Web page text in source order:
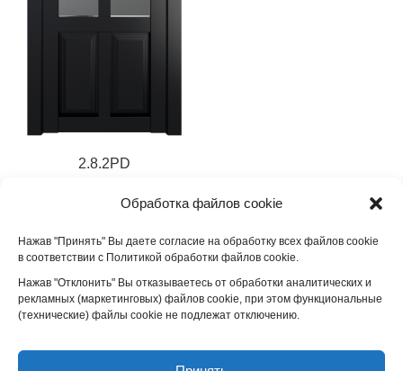
Обработка файлов cookie
Нажав "Принять" Вы даете согласие на обработку всех файлов cookie
в соответствии с Политикой обработки файлов cookie.
Нажав "Отклонить" Вы отказываетесь от обработки аналитических и
рекламных (маркетинговых) файлов cookie, при этом функциональные
(технические) файлы cookie не подлежат отключению.
2.8.2PD
17 783 ₽
Межкомнатные двери